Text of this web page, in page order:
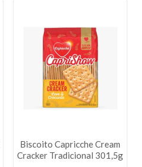
Biscoito Capricche Cream
Cracker Tradicional 301,5g